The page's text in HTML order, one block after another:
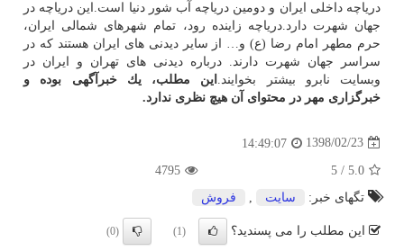
دریاچه داخلی ایران و دومین دریاچه آب شور دنیا است.این دریاچه در
جهان شهرت دارد.دریاچه زاینده رود، تمام شهرهای شمالی ایران،
حرم مطهر امام رضا (ع) و… از سایر دیدنی های ایران هستند كه در
سراسر جهان شهرت دارند. درباره دیدنی های تهران و ایران در
وبسایت نابرو بیشتر بخوایند. این مطلب، یك خبرآگهی بوده و
خبرگزاری مهر در محتوای آن هیچ نظری ندارد.
1398/02/23
14:49:07
5.0
/
5
4795
تگهای خبر:
سایت فروش
این مطلب را می پسندید؟ (1)
(0)